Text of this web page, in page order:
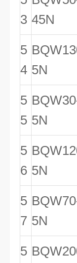
3 45N
5
4 5N
5
5 5N
5
6 5N
5
7 5N
5